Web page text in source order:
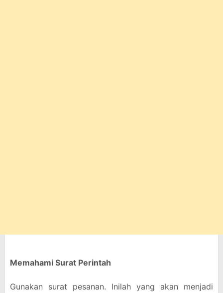
Memahami Surat Perintah
Gunakan surat pesanan. Inilah yang akan menjadi